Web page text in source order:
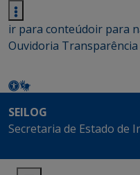
ir para conteúdoir para
Ouvidoria Transparência
SEILOG
Secretaria de Estado de